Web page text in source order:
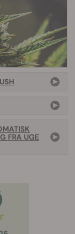
FRA UGE